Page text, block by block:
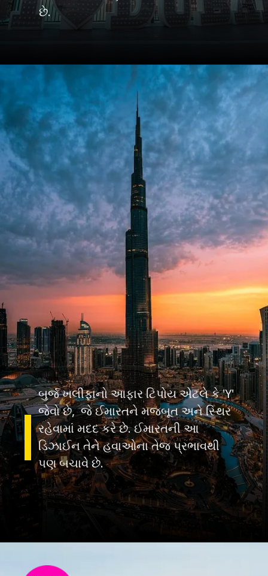
બુર્જ ખલીફાનો આફાર ટિપોય એટલે કે 'Y'
જેવો છે, જે ઈમારતને મજબૂત અને સ્થિર
રહેવામાં મદદ કરે છે. ઈમારતની આ
ડિઝાઈન તેને હવાઓના તેજ પ્રભાવથી